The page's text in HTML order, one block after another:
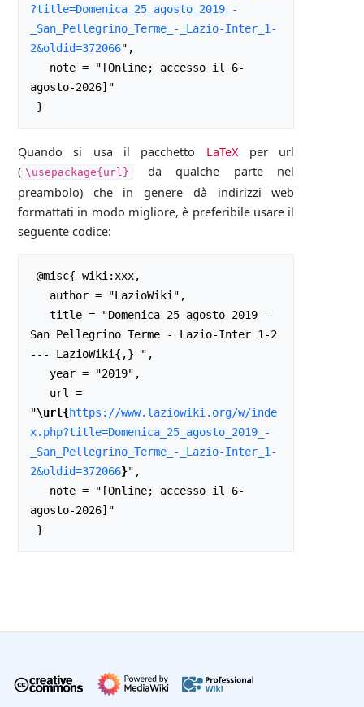
?title=Domenica_25_agosto_2019_-
_San_Pellegrino_Terme_-_Lazio-Inter_1-
2&oldid=372066",
agosto-2026]"
Quando si usa il pacchetto LaTeXper url
( \usepackage{url}
da qualche parte nel
preambolo) che in genere dà indirizzi web
formattati in modo migliore, è preferibile usare il
seguente codice:
San Pellegrino Terme - Lazio-Inter 1-2
--- LazioWiki{,} ",
"\url{https://www.laziowiki.org/w/inde
x.php?title=Domenica_25_agosto_2019_-
_San_Pellegrino_Terme_-_Lazio-Inter_1-
2&oldid=372066}",
agosto-2026]"